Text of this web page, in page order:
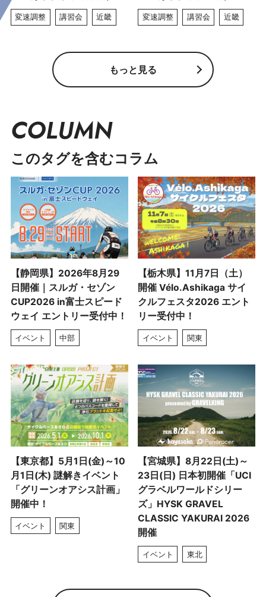
変速調整 講習会 近畿 変速調整 講習会 近畿
もっと見る
COLUMN
このタグを含むコラム
【静岡県】2026年8月29
日開催｜スルガ・セゾン
CUP2026 in富士スピード
ウェイ エントリー受付中！
イベント 中部
【栃木県】11月7日（土）
開催 Vélo.Ashikaga サイ
クルフェスタ2026 エント
リー受付中！
イベント 関東
【東京都】5月1日(金)～10
月1日(木) 謎解きイベント
「グリーンオアシス計画」
開催中！
イベント 関東
【宮城県】8月22日(土)～
23日(日) 日本初開催「UCI
グラベルワールドシリー
ズ」HYSK GRAVEL
CLASSIC YAKURAI 2026
開催
イベント 東北